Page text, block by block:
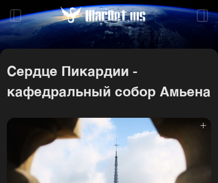
Сердце Пикардии -
кафедральный собор Амьена